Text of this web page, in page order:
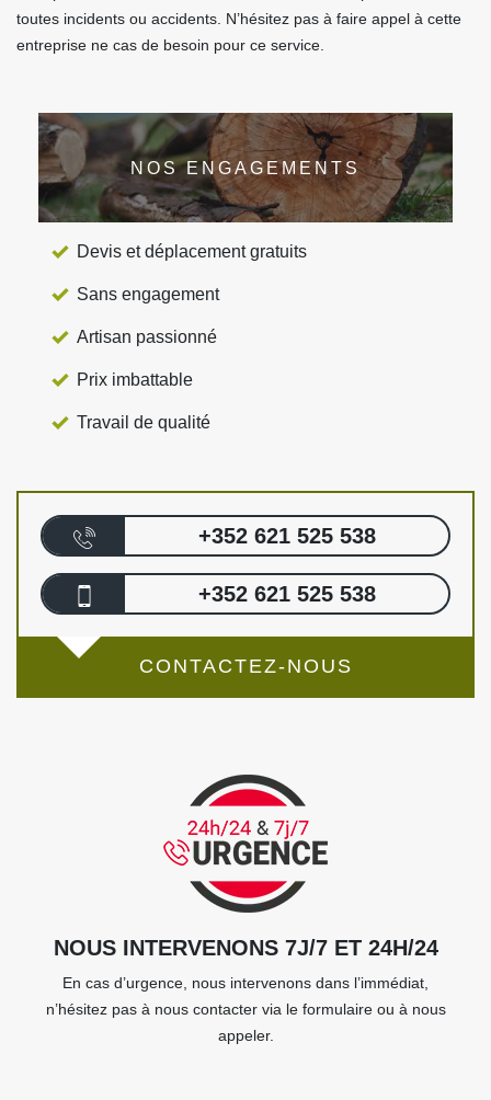
toutes incidents ou accidents. N’hésitez pas à faire appel à cette
entreprise ne cas de besoin pour ce service.
NOS ENGAGEMENTS
Devis et déplacement gratuits
Sans engagement
Artisan passionné
Prix imbattable
Travail de qualité
+352 621 525 538
+352 621 525 538
CONTACTEZ-NOUS
NOUS INTERVENONS 7J/7 ET 24H/24
En cas d’urgence, nous intervenons dans l’immédiat,
n’hésitez pas à nous contacter via le formulaire ou à nous
appeler.